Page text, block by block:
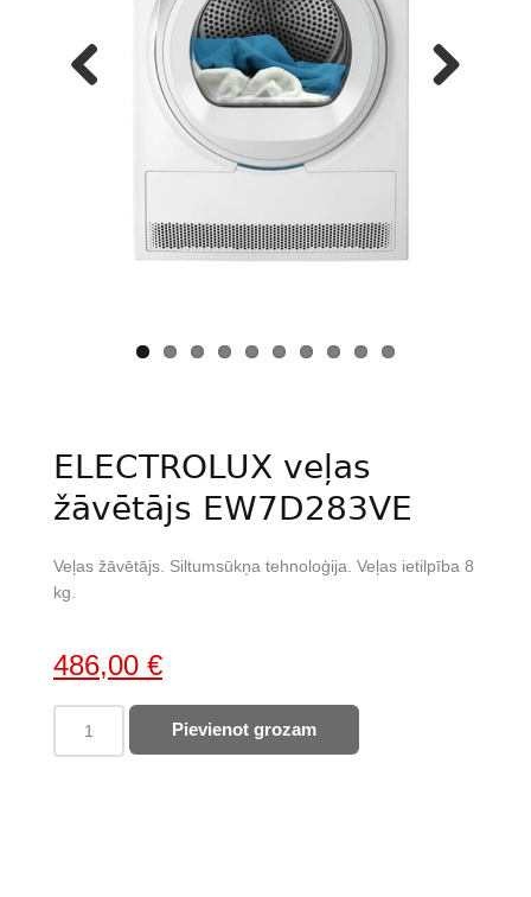
ELECTROLUX veļas
žāvētājs EW7D283VE
Veļas žāvētājs. Siltumsūkņa tehnoloģija. Veļas ietilpība 8
kg.
Original
price
was:
486,00 €Current
price
is:
ELECTROLUX
veļas
Pievienot grozam